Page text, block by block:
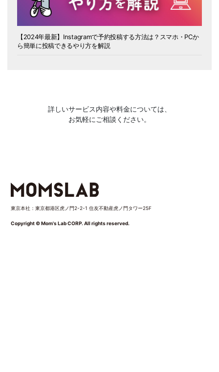
【2024年最新】Instagramで予約投稿する方法は？スマホ・PCか
ら簡単に投稿できるやり方を解説
詳しいサービス内容や料金については、
お気軽にご相談ください。
東京本社：東京都港区虎ノ門2-2-1 住友不動産虎ノ門タワー25F
Copyright © Mom's Lab CORP. All rights reserved.